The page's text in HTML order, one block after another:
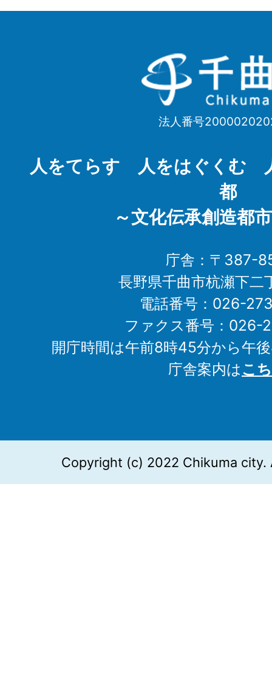
千
曲
Chikuma
法人番号
人をてらす 人をはぐくむ
都
～文化伝承創造都
庁舎：〒387-
長野県千曲市杭瀬下二
電話番号：026-
ファクス番号：026-
開庁時間は午前8時45分から午
庁舎案内はこ
Copyright (c) 2022 Chikuma city.